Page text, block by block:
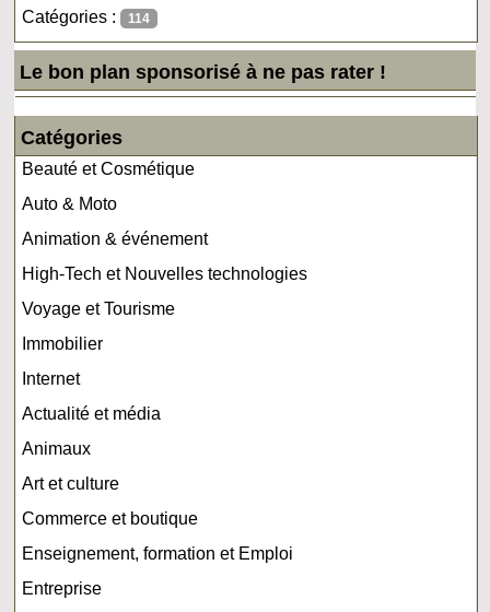
Catégories : 114
Le bon plan sponsorisé à ne pas rater !
Catégories
Beauté et Cosmétique
Auto & Moto
Animation & événement
High-Tech et Nouvelles technologies
Voyage et Tourisme
Immobilier
Internet
Actualité et média
Animaux
Art et culture
Commerce et boutique
Enseignement, formation et Emploi
Entreprise